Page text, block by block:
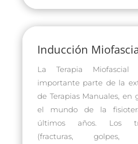
Inducción
La Terapia
importante parte de la
de Terapias Manuales, en
el mundo de la
últimos años. Los
(fracturas, golpes,